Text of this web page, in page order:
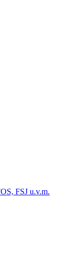
FSJ u.v.m.